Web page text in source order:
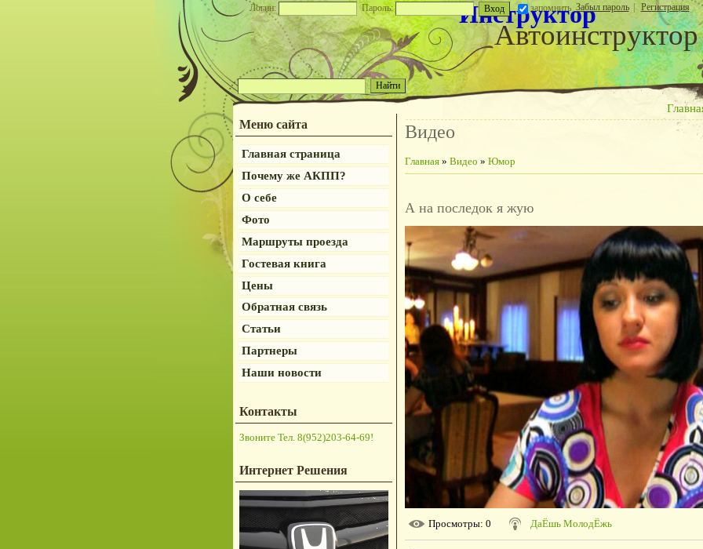
Логин: Пароль: запомнить Забыл пароль | Регистрация
Автоинструктор
Инструктор
Меню сайта
Главная страница
Почему же АКПП?
О себе
Фото
Маршруты проезда
Гостевая книга
Цены
Обратная связь
Статьи
Партнеры
Наши новости
Контакты
Звоните Тел. 8(952)203-64-69!
Интернет Решения
Видео
Главная» Видео » Юмор
А на последок я жую
Просмотры: 0 ДаЁшь МолодЁжь